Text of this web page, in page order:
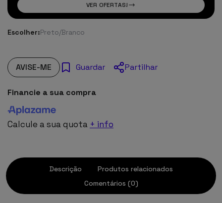
VER OFERTAS!
Escolher:Preto/Branco
AVISE-ME Guardar Partilhar
Financie a sua compra
Calcule a sua quota + info
Descrição
Produtos relacionados
Comentários (0)